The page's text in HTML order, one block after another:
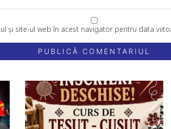
și site-ul web în acest navigator pentru data